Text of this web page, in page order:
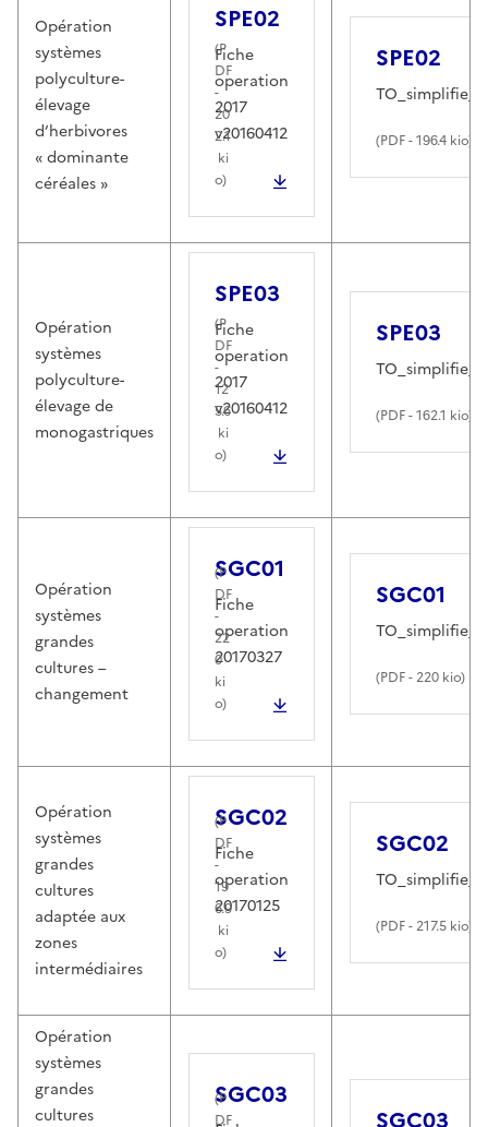
Opération
systèmes
polyculture-
élevage
d’herbivores
« dominante
céréales »
SPE02
(P
DF
-
20
2.1
ki
o)
Fiche
operation
2017
v20160412
SPE02
(PDF- 196.4 kio)
Opération
systèmes
polyculture-
élevage de
monogastriques
SPE03
(P
DF
-
12
5.6
ki
o)
Fiche
operation
2017
v20160412
SPE03
(PDF- 162.1 kio)
Opération
systèmes
grandes
cultures –
changement
SGC01
(P
DF
-
22
0
ki
o)
Fiche
operation
20170327
SGC01
(PDF- 220 kio)
Opération
systèmes
grandes
cultures
adaptée aux
zones
intermédiaires
SGC02
(P
DF
-
19
6.9
ki
o)
Fiche
operation
20170125
SGC02
(PDF- 217.5 kio)
Opération
systèmes
grandes
cultures
SGC03
(P
DF
SGC03